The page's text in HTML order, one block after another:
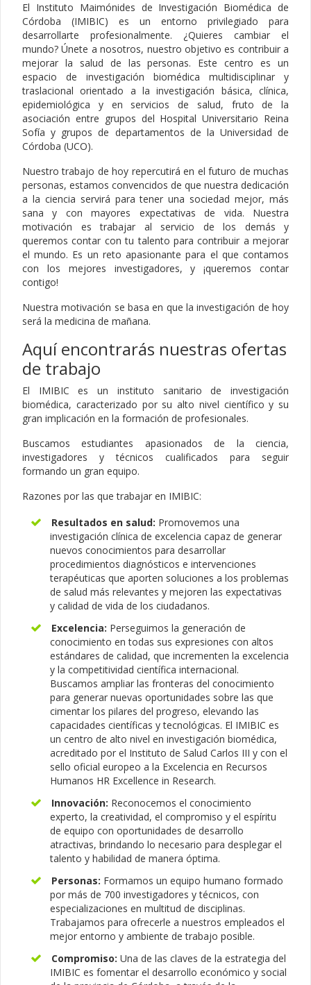
El Instituto Maimónides de Investigación Biomédica de
Córdoba (IMIBIC) es un entorno privilegiado para
desarrollarte profesionalmente. ¿Quieres cambiar el
mundo? Únete a nosotros, nuestro objetivo es contribuir a
mejorar la salud de las personas. Este centro es un
espacio de investigación biomédica multidisciplinar y
traslacional orientado a la investigación básica, clínica,
epidemiológica y en servicios de salud, fruto de la
asociación entre grupos del Hospital Universitario Reina
Sofía y grupos de departamentos de la Universidad de
Córdoba (UCO).
Nuestro trabajo de hoy repercutirá en el futuro de muchas
personas, estamos convencidos de que nuestra dedicación
a la ciencia servirá para tener una sociedad mejor, más
sana y con mayores expectativas de vida. Nuestra
motivación es trabajar al servicio de los demás y
queremos contar con tu talento para contribuir a mejorar
el mundo. Es un reto apasionante para el que contamos
con los mejores investigadores, y ¡queremos contar
contigo!
Nuestra motivación se basa en que la investigación de hoy
será la medicina de mañana.
Aquí encontrarás nuestras ofertas
de trabajo
El IMIBIC es un instituto sanitario de investigación
biomédica, caracterizado por su alto nivel científico y su
gran implicación en la formación de profesionales.
Buscamos estudiantes apasionados de la ciencia,
investigadores y técnicos cualificados para seguir
formando un gran equipo.
Razones por las que trabajar en IMIBIC:
Resultados en salud: Promovemos una
investigación clínica de excelencia capaz de generar
nuevos conocimientos para desarrollar
procedimientos diagnósticos e intervenciones
terapéuticas que aporten soluciones a los problemas
de salud más relevantes y mejoren las expectativas
y calidad de vida de los ciudadanos.
Excelencia: Perseguimos la generación de
conocimiento en todas sus expresiones con altos
estándares de calidad, que incrementen la excelencia
y la competitividad científica internacional.
Buscamos ampliar las fronteras del conocimiento
para generar nuevas oportunidades sobre las que
cimentar los pilares del progreso, elevando las
capacidades científicas y tecnológicas. El IMIBIC es
un centro de alto nivel en investigación biomédica,
acreditado por el Instituto de Salud Carlos III y con el
sello oficial europeo a la Excelencia en Recursos
Humanos HR Excellence in Research.
Innovación: Reconocemos el conocimiento
experto, la creatividad, el compromiso y el espíritu
de equipo con oportunidades de desarrollo
atractivas, brindando lo necesario para desplegar el
talento y habilidad de manera óptima.
Personas: Formamos un equipo humano formado
por más de 700 investigadores y técnicos, con
especializaciones en multitud de disciplinas.
Trabajamos para ofrecerle a nuestros empleados el
mejor entorno y ambiente de trabajo posible.
Compromiso: Una de las claves de la estrategia del
IMIBIC es fomentar el desarrollo económico y social